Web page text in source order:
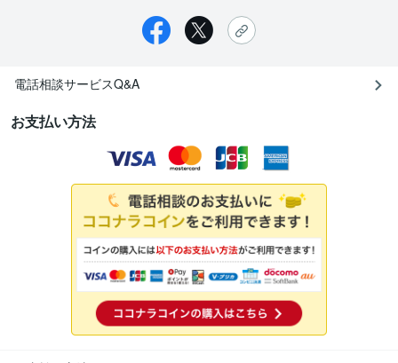
電話相談サービスQ&A
お支払い方法